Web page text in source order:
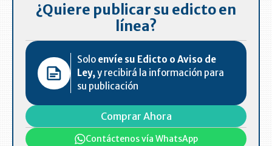
¿Quiere publicar su edicto en
línea?
Solo envíe su Edicto o Aviso de
Ley,y recibirá la información para
su publicación
Comprar Ahora
Contáctenos vía WhatsApp